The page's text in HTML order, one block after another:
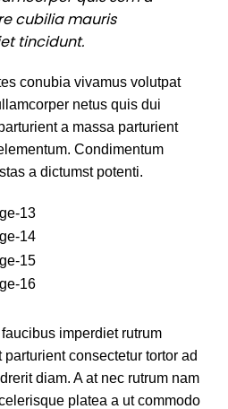
cubilia mauris
tincidunt.
conubia vivamus volutpat
netus quis dui
a massa parturient
Condimentum
a dictumst potenti.
imperdiet rutrum
consectetur tortor ad
diam. A at nec rutrum nam
platea a ut commodo